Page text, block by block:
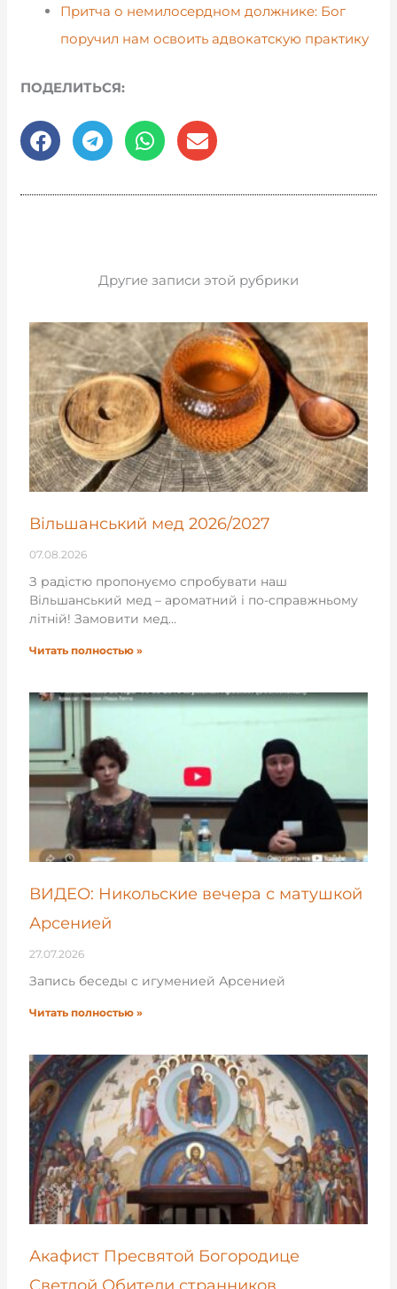
Притча о немилосердном должнике: Бог
поручил нам освоить адвокатскую практику
ПОДЕЛИТЬСЯ:
Другие записи этой рубрики
Вільшанський мед 2026/2027
07.08.2026
З радістю пропонуємо спробувати наш
Вільшанський мед – ароматний і по-справжньому
літній! Замовити мед…
Читать полностью »
ВИДЕО: Никольские вечера с матушкой
Арсенией
27.07.2026
Запись беседы с игуменией Арсенией
Читать полностью »
Акафист Пресвятой Богородице